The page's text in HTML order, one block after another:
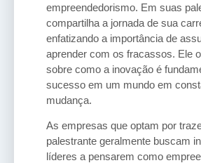
empreendedorismo. Em suas
compartilha a jornada de sua
enfatizando a importância de
aprender com os fracassos. Ele
sobre como a inovação é
sucesso em um mundo em
mudança.
As empresas que optam por
palestrante geralmente buscam
líderes a pensarem como